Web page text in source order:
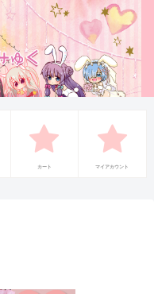
カート マイアカウント